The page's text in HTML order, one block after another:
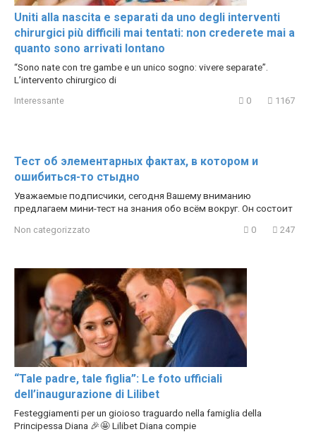
Uniti alla nascita e separati da uno degli interventi
chirurgici più difficili mai tentati: non crederete mai a
quanto sono arrivati lontano
“Sono nate con tre gambe e un unico sogno: vivere separate”.
L’intervento chirurgico di
Interessante 0 1167
Тест об элементарных фактах, в котором и
ошибиться-то стыдно
Уважаемые подписчики, сегодня Вашему вниманию
предлагаем мини-тест на знания обо всём вокруг. Он состоит
Non categorizzato 0 247
“Tale padre, tale figlia”: Le foto ufficiali
dell’inaugurazione di Lilibet
Festeggiamenti per un gioioso traguardo nella famiglia della
Principessa Diana 🎉🤩 Lilibet Diana compie